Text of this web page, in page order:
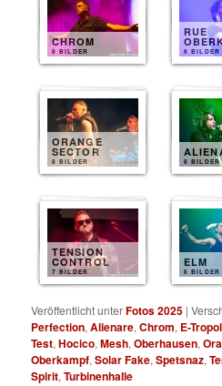
CHROM
8 BILDER
RUE
8 BILDER
ORANGE
SECTOR
8 BILDER 8 BILDER
TENSION
CONTROL
7 BILDER
ELM
6 BILDER
Veröffentlicht unterFotos 2025 |
Perfection,Alienare,Chrom, E-
Test,Hocico,Mesh,Oberhausen,
Oberkampf,Solar Fake,Spetsnaz,
Spirit,Turbinenhalle